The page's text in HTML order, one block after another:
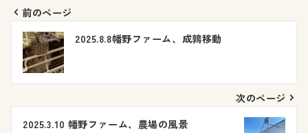
投
稿
ビ
前のページ
2025.8.8幡野ファーム、成鶉移動
次のページ
2025.3.10 幡野ファーム、農場の風景